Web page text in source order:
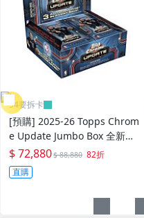
94要拆卡
[預購] 2025-26 Topps Chrom
e Update Jumbo Box 全新未
拆一盒 抽 RDPA Alter Egos 小
小兵 SSP特卡
$ 72,880$ 88,880 82折
直購